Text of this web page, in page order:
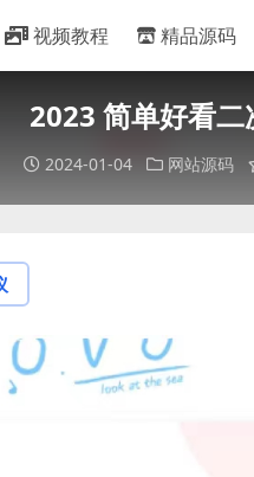
视频教程 精品源码
2023 简单好看
2024-01-04 网站源码